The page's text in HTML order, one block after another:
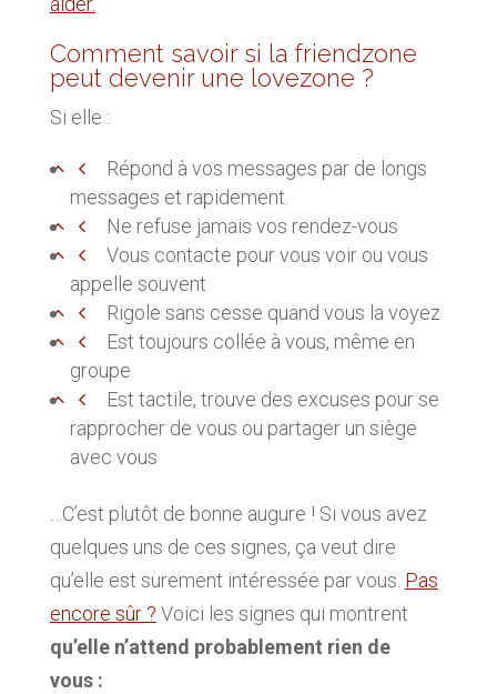
Comment savoir si la friendzone
peut devenir une lovezone ?
Si elle :
Répond à vos messages par de longs
messages et rapidement.
Ne refuse jamais vos rendez-vous
Vous contacte pour vous voir ou vous
appelle souvent
Rigole sans cesse quand vous la voyez
Est toujours collée à vous, même en
groupe
Est tactile, trouve des excuses pour se
rapprocher de vous ou partager un siège
avec vous
…C’est plutôt de bonne augure ! Si vous avez
quelques uns de ces signes, ça veut dire
qu’elle est surement intéressée par vous. Pas
encore sûr ? Voici les signes qui montrent
qu’elle n’attend probablement rien de
vous :